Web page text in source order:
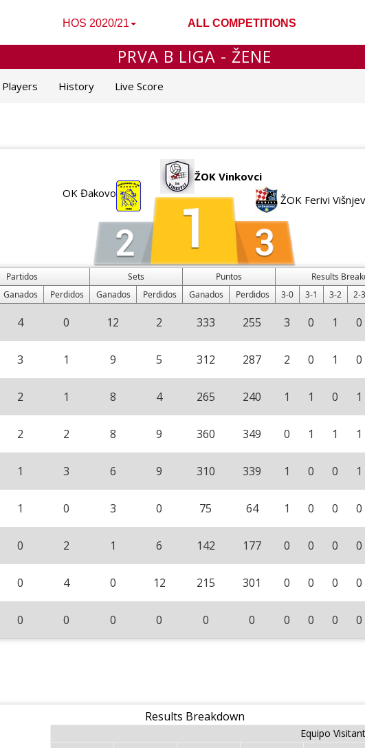
HOS 2020/21 ALL COMPETITIONS
PRVA B LIGA - ŽENE
Players History Live Score
ŽOK Vinkovci
OK Đakovo
ŽOK Ferivi
Partidos Sets Puntos Results
Ganados Perdidos Ganados Perdidos Ganados Perdidos 3-0 3-1 3-2 2-3
4 0 12 2 333 255 3 0 1 0
3 1 9 5 312 287 2 0 1 0
2 1 8 4 265 240 1 1 0 1
2 2 8 9 360 349 0 1 1 1
1 3 6 9 310 339 1 0 0 1
1 0 3 0 75 64 1 0 0 0
0 2 1 6 142 177 0 0 0 0
0 4 0 12 215 301 0 0 0 0
0 0 0 0 0 0 0 0 0 0
Results Breakdown
Equipo